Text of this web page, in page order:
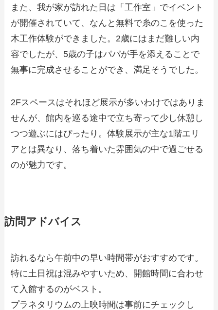
また、我が家が訪れた日は「工作室」でイベント
が開催されていて、なんと無料で糸のこを使った
木工作体験ができました。2歳にはまだ難しい内
容でしたが、5歳の子はパパが手を添えることで
無事に完成させることができ、満足そうでした。
2Fスペースはそれほど展示が多いわけではありま
せんが、館内を巡る途中で立ち寄って少し休憩し
つつ遊ぶにはぴったり。体験展示が主な1階エリ
アとは異なり、落ち着いた雰囲気の中で過ごせる
のが魅力です。
訪問アドバイス
訪れるなら午前中の早い時間帯がおすすめです。
特に土日祝は混みやすいため、開館時間に合わせ
て入館するのがベスト。
プラネタリウムの上映時間は事前にチェックし